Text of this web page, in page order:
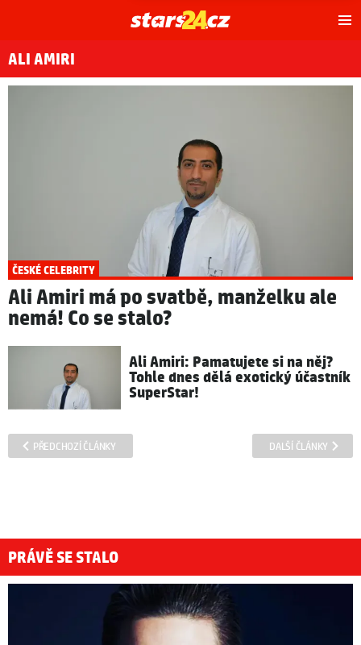
ALI AMIRI
ČESKÉ CELEBRITY
Ali Amiri má po svatbě, manželku ale
nemá! Co se stalo?
Ali Amiri: Pamatujete si na něj?
Tohle dnes dělá exotický účastník
SuperStar!
PŘEDCHOZÍ ČLÁNKY DALŠÍ ČLÁNKY
PRÁVĚ SE STALO